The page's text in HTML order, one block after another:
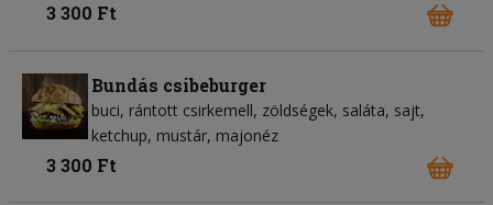
3 300 Ft
Bundás csibeburger
buci rántott csirkemell zöldségek saláta sajt
ketchup mustár majonéz
3 300 Ft